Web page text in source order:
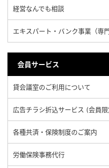
経営なんでも相談
エキスパート・バンク事業（専
会員サービス
貸会議室のご利用について
広告チラシ折込サービス (会員
各種共済・保険制度のご案内
労働保険事務代行